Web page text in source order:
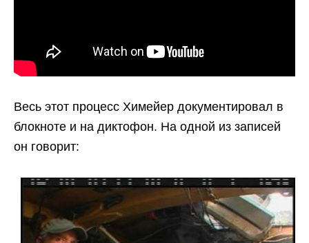
Весь этот процесс Химейер документировал в
блокноте и на диктофон. На одной из записей
он говорит: